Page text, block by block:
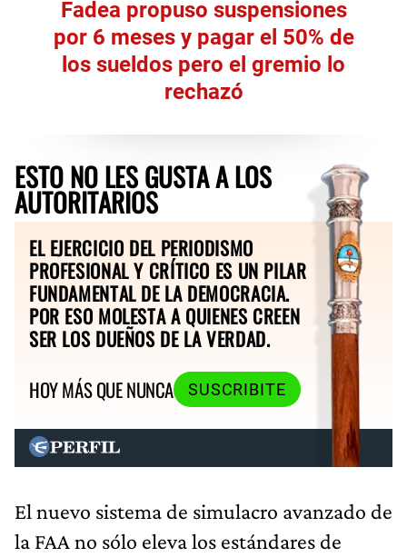
Fadea propuso suspensiones
por 6 meses y pagar el 50% de
los sueldos pero el gremio lo
rechazó
ESTO NO LES GUSTA A LOS
AUTORITARIOS
EL EJERCICIO DEL PERIODISMO
PROFESIONAL Y CRÍTICO ES UN PILAR
FUNDAMENTAL DE LA DEMOCRACIA.
POR ESO MOLESTA A QUIENES CREEN
SER LOS DUEÑOS DE LA VERDAD.
HOY MÁS QUE NUNCA
SUSCRIBITE
El nuevo sistema de simulacro avanzado de
la FAA no sólo eleva los estándares de